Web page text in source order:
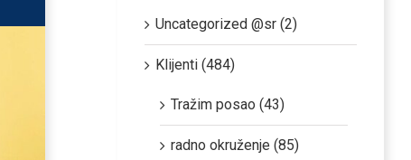
Uncategorized @sr (2)
Klijenti (484)
Tražim posao (43)
radno okruženje (85)